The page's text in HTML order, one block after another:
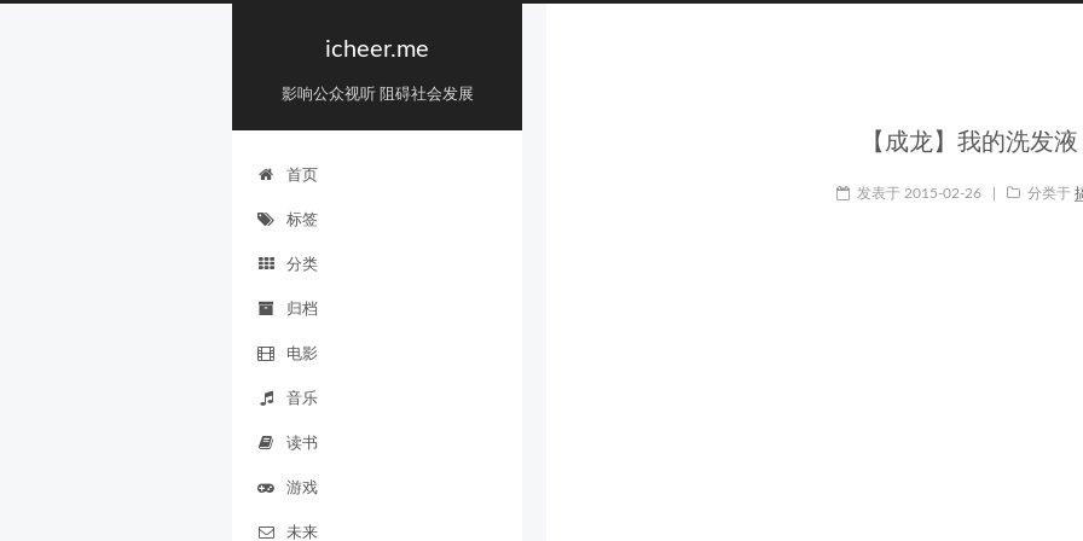
icheer.me
影响公众视听 阻碍社会发展
首页
标签
分类
归档
电影
音乐
读书
游戏
未来
【成龙】我的洗发液
发表于 2015-02-26 分类于